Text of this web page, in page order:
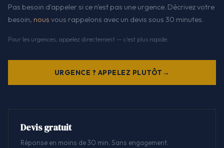
Pas besoin d'appeler si ce n'est pas une urgence. Décrivez votre
besoin, nous vous rappelons avec un devis sous 30 minutes.
Pour les urgences, appelez directement — c'est plus rapide.
URGENCE ? APPELEZ PLUTÔT
Devis gratuit
Réponse en moins de 30 min. Sans engagement.